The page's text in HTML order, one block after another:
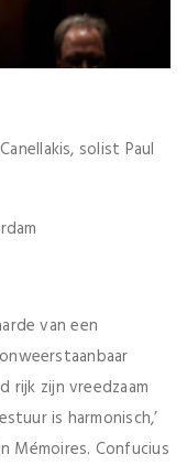
solist Paul
van een
rijk zijn vreedzaam
is harmonisch,’
Mémoires. Confucius